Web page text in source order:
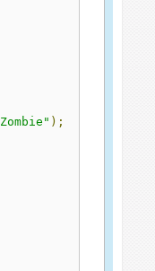
);